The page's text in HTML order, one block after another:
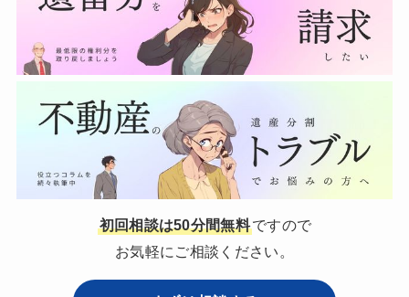
初回相談は50分間無料ですので
お気軽にご相談ください。